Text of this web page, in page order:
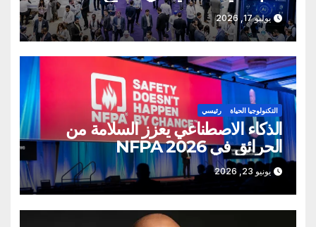
يوليو 17, 2026
التكنولوجيا الحياة رئيسي
الذكاء الاصطناعي يعزز السلامة من
الحرائق في NFPA 2026
يونيو 23, 2026